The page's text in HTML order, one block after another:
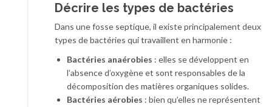
Décrire les types de bactéries
Dans une fosse septique, il existe principalement deux
types de bactéries qui travaillent en harmonie :
Bactéries anaérobies : elles se développent en
l’absence d’oxygène et sont responsables de la
décomposition des matières organiques solides.
Bactéries aérobies : bien qu’elles ne représentent